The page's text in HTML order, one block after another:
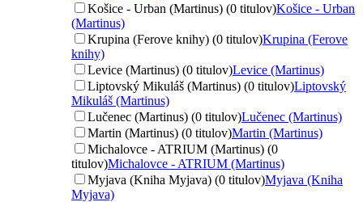
Košice - Urban (Martinus) (0 titulov)Košice - Urban
(Martinus)
Krupina (Ferove knihy) (0 titulov)Krupina (Ferove
knihy)
Levice (Martinus) (0 titulov)Levice (Martinus)
Liptovský Mikuláš (Martinus) (0 titulov)Liptovský
Mikuláš (Martinus)
Lučenec (Martinus) (0 titulov)Lučenec (Martinus)
Martin (Martinus) (0 titulov)Martin (Martinus)
Michalovce - ATRIUM (Martinus) (0
titulov)Michalovce - ATRIUM (Martinus)
Myjava (Kniha Myjava) (0 titulov)Myjava (Kniha
Myjava)